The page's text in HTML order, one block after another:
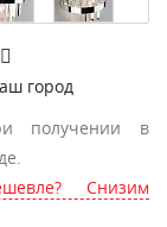
город
получении в
Снизим